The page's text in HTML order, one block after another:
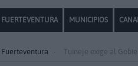
FUERTEVENTURA MUNICIPIOS
Fuerteventura Tuineje exige al